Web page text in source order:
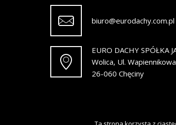
biuro@eurodachy.com.pl
EURO DACHY SPÓŁKA
Wolica, Ul.
26-060 Chęciny